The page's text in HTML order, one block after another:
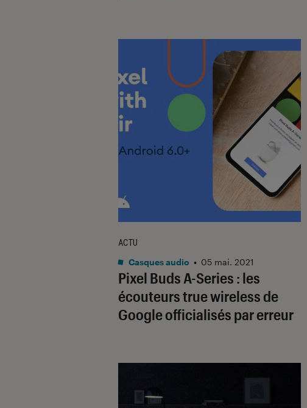
Pixel Buds A-Series : les
écouteurs true wireless de
Google officialisés par erreur
ACTU
Casques audio • 05 mai. 2021